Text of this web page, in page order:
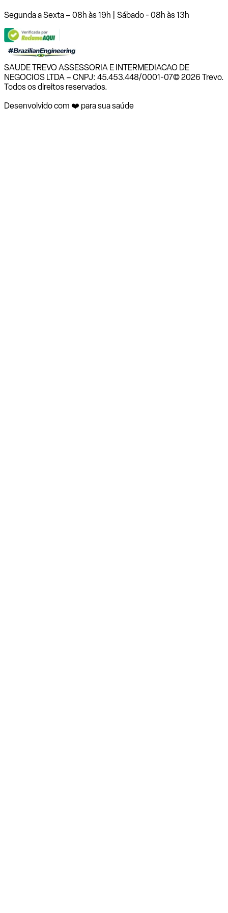
Segunda a Sexta – 08h às 19h | Sábado - 08h às 13h
SAUDE TREVO ASSESSORIA E INTERMEDIACAO DE
NEGOCIOS LTDA – CNPJ: 45.453.448/0001-07© 2026 Trevo.
Todos os direitos reservados.
Desenvolvido com ❤️ para sua saúde